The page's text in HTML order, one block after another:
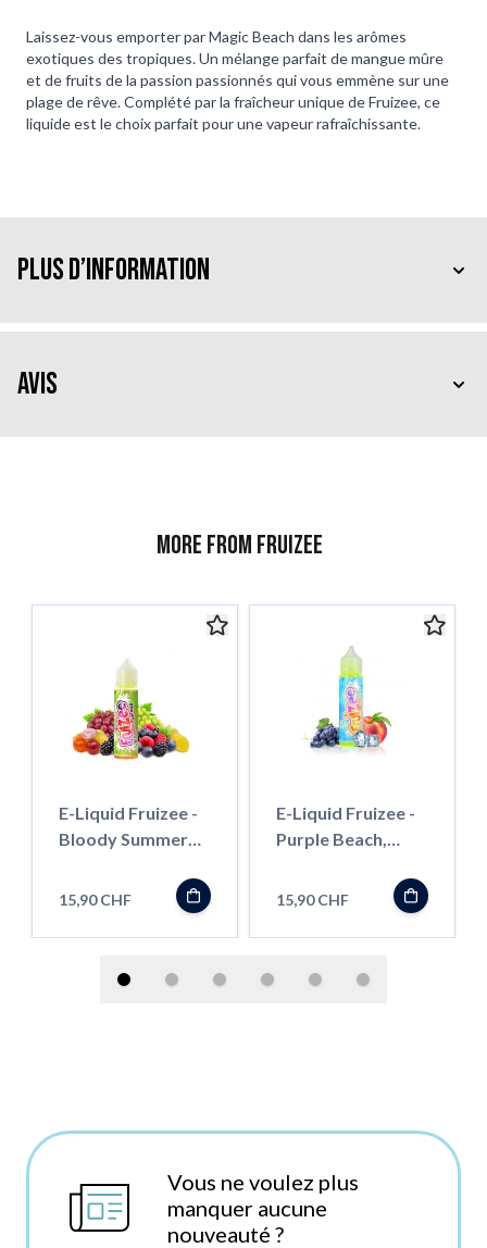
Laissez-vous emporter par Magic Beach dans les arômes
exotiques des tropiques. Un mélange parfait de mangue mûre
et de fruits de la passion passionnés qui vous emmène sur une
plage de rêve. Complété par la fraîcheur unique de Fruizee, ce
liquide est le choix parfait pour une vapeur rafraîchissante.
Plus d’information
Avis
More from Fruizee
E-Liquid Fruizee -
Bloody Summer
''Shortfill''
15,90 CHF
E-Liquid Fruizee -
Purple Beach,
15,90 CHF
Vous ne voulez plus
manquer aucune
nouveauté ?